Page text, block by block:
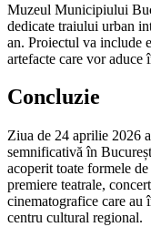
Muzeul Municipiului
dedicate traiului urban
an. Proiectul va include
artefacte care vor
Concluzie
Ziua de 24 aprilie 2026
semnificativă în
acoperit toate formele
premiere teatrale,
cinematografice care au
centru cultural regional.